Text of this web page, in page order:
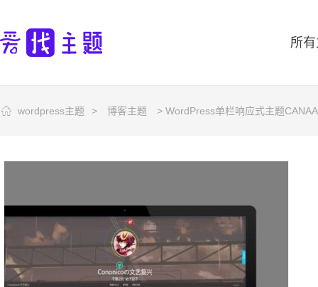
所
wordpress主题 > 博客主题 > WordPress单栏响应式主题